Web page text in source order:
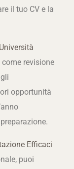
il tuo CV e la
revisione
opportunità
Efficaci
puoi